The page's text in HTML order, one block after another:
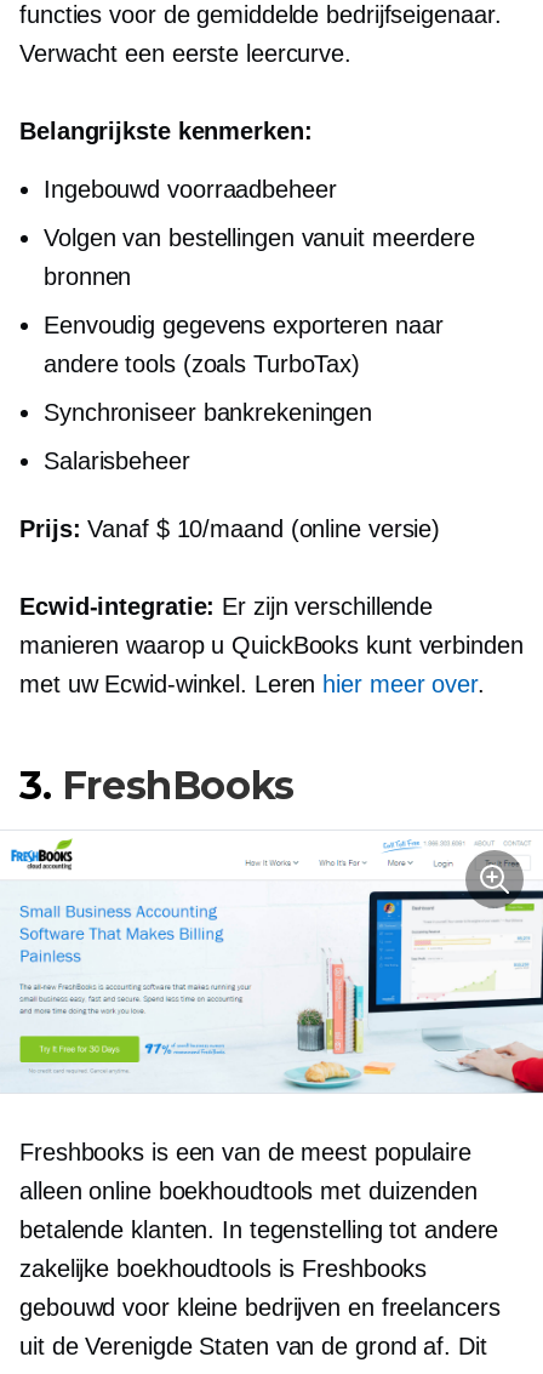
functies voor de gemiddelde bedrijfseigenaar.
Verwacht een eerste leercurve.
Belangrijkste kenmerken:
Ingebouwd voorraadbeheer
Volgen van bestellingen vanuit meerdere
bronnen
Eenvoudig gegevens exporteren naar
andere tools (zoals TurboTax)
Synchroniseer bankrekeningen
Salarisbeheer
Prijs:Vanaf $ 10/maand (online versie)
Ecwid-integratie: Er zijn verschillende
manieren waarop u QuickBooks kunt verbinden
met uw Ecwid-winkel. Leren hier meer over.
3. FreshBooks
Freshbooks is een van de meest populaire
alleen onlineboekhoudtools met duizenden
betalende klanten. In tegenstelling tot andere
zakelijke boekhoudtools is Freshbooks
gebouwd voor kleine bedrijven en freelancers
uit de Verenigde Staten van de grond af. Dit